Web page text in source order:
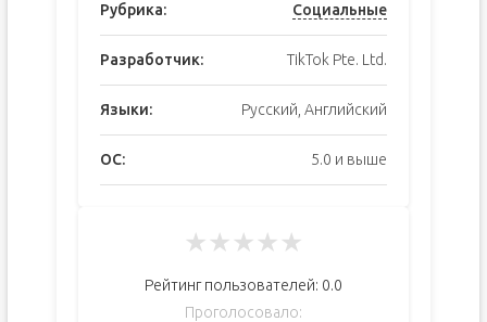
Рубрика: Социальные
Разработчик: TikTok Pte. Ltd.
Языки: Русский, Английский
ОС: 5.0 и выше
★★★★★
Рейтинг пользователей: 0.0
Проголосовало: